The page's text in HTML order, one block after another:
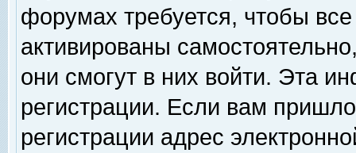
форумах требуется, чтобы
активированы
они смогут в них войти. Эта
регистрации. Если вам
регистрации адрес